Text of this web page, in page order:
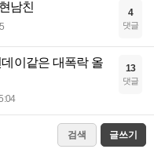
남친 4
댓글
이같은 대폭락 올
13
댓글
검색 글쓰기